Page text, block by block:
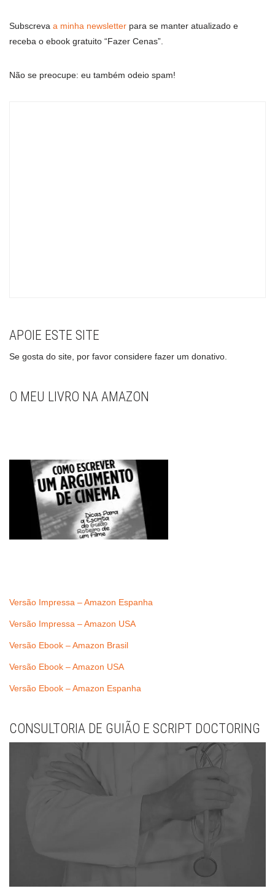
Subscreva a minha newsletter para se manter atualizado e
receba o ebook gratuito “Fazer Cenas”.
Não se preocupe: eu também odeio spam!
APOIE ESTE SITE
Se gosta do site, por favor considere fazer um donativo.
O MEU LIVRO NA AMAZON
Versão Impressa – Amazon Espanha
Versão Impressa – Amazon USA
Versão Ebook – Amazon Brasil
Versão Ebook – Amazon USA
Versão Ebook – Amazon Espanha
CONSULTORIA DE GUIÃO E SCRIPT DOCTORING